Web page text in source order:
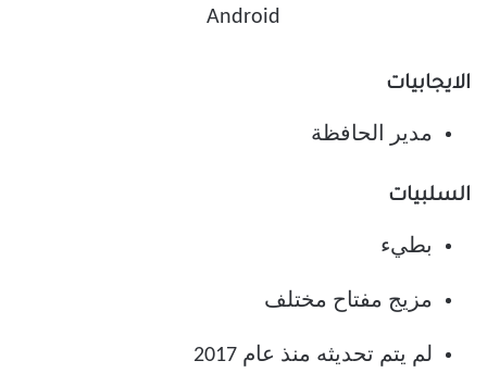
الايجابيات
مدير الحافظة
السلبيات
بطيء
مزيج مفتاح مختلف
لم يتم تحديثه منذ عام 2017